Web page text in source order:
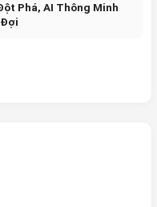
Phá, AI Thông Minh